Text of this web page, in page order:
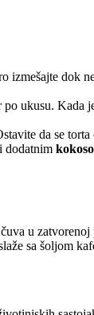
dok
ukusu. Kada
da se
dodatnim
u zatvorenoj
sa šoljom